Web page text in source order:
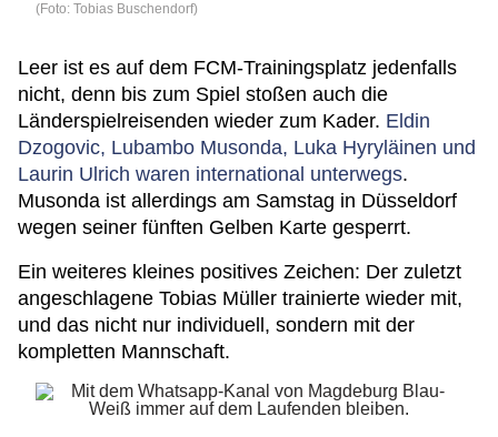
(Foto: Tobias Buschendorf)
Leer ist es auf dem FCM-Trainingsplatz jedenfalls
nicht, denn bis zum Spiel stoßen auch die
Länderspielreisenden wieder zum Kader. Eldin
Dzogovic, Lubambo Musonda, Luka Hyryläinen und
Laurin Ulrich waren international unterwegs.
Musonda ist allerdings am Samstag in Düsseldorf
wegen seiner fünften Gelben Karte gesperrt.
Ein weiteres kleines positives Zeichen: Der zuletzt
angeschlagene Tobias Müller trainierte wieder mit,
und das nicht nur individuell, sondern mit der
kompletten Mannschaft.